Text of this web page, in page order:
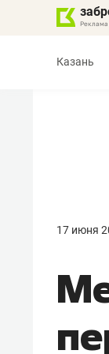
Казань
17 июня